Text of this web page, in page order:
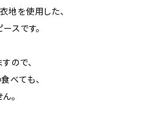
地を使用した、
スです。
ので、
べても、
。